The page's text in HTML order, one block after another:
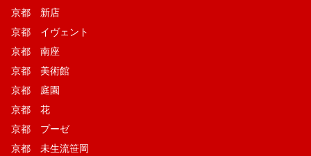
京都 新店
京都 イヴェント
京都 南座
京都 美術館
京都 庭園
京都 花
京都 プーゼ
京都 未生流笹岡